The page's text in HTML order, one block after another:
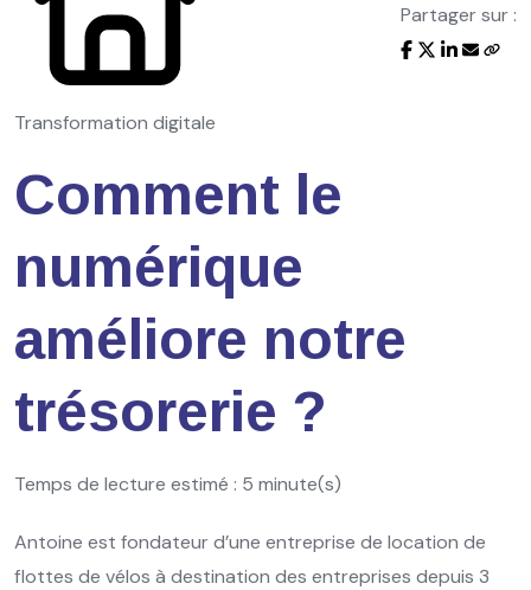
Transformation digitale
Partager sur :
Comment le
numérique
améliore notre
trésorerie ?
Temps de lecture estimé : 5 minute(s)
Antoine est fondateur d’une entreprise de location de
flottes de vélos à destination des entreprises depuis 3